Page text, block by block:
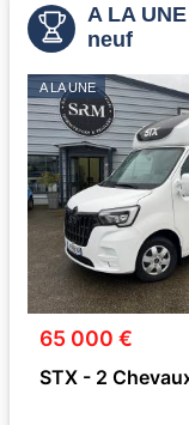
A LA
neuf
A LA UNE
65 000 €
STX - 2